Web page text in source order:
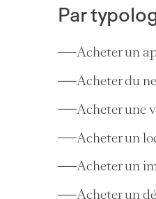
Par
Acheter un
Acheter du
Acheter une
Acheter un
Acheter un
Acheter un